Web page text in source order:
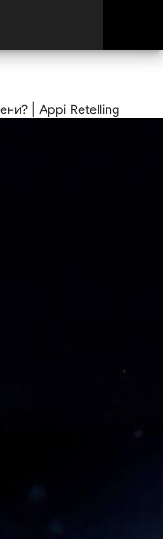
| Appi Retelling